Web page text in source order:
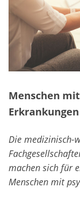
Menschen
Die medizinisch-
machen sich für
Menschen mit